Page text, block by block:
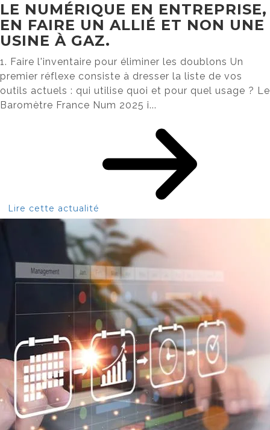
LE NUMÉRIQUE EN ENTREPRISE,
EN FAIRE UN ALLIÉ ET NON UNE
USINE À GAZ.
1. Faire l'inventaire pour éliminer les doublons Un
premier réflexe consiste à dresser la liste de vos
outils actuels : qui utilise quoi et pour quel usage ? Le
Baromètre France Num 2025 i...
Lire cette actualité